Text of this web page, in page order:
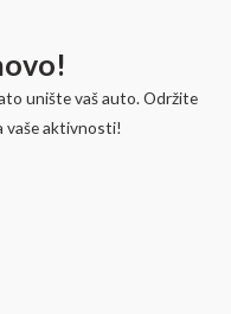
unište vaš auto. Održite
vaše aktivnosti!